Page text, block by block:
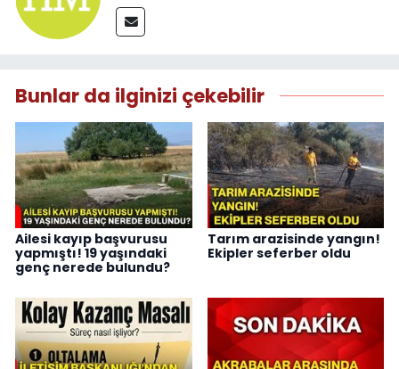
Bunlar da ilginizi çekebilir
Ailesi kayıp başvurusu
yapmıştı! 19 yaşındaki
genç nerede bulundu?
Tarım arazisinde yangın!
Ekipler seferber oldu